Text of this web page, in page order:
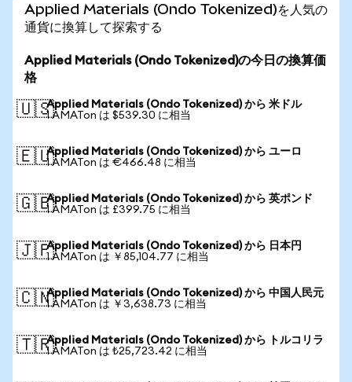
Applied Materials (Ondo Tokenized)を人気の
通貨に換算して探索する
Applied Materials (Ondo Tokenized)の今日の換算価
格
🇺🇸Applied Materials (Ondo Tokenized) から 米ドル
1 AMATon は $539.30 に相当
🇪🇺Applied Materials (Ondo Tokenized) から ユーロ
1 AMATon は €466.48 に相当
🇬🇧Applied Materials (Ondo Tokenized) から 英ポンド
1 AMATon は £399.75 に相当
🇯🇵Applied Materials (Ondo Tokenized) から 日本円
1 AMATon は ￥85,104.77 に相当
🇨🇳Applied Materials (Ondo Tokenized) から 中国人民元
1 AMATon は ￥3,638.73 に相当
🇹🇷Applied Materials (Ondo Tokenized) から トルコリラ
1 AMATon は ₺25,723.42 に相当